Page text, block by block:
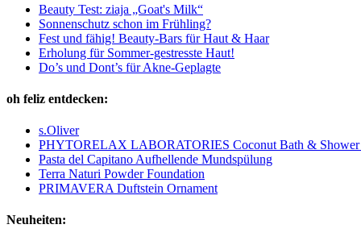
Beauty Test: ziaja „Goat's Milk“
Sonnenschutz schon im Frühling?
Fest und fähig! Beauty-Bars für Haut & Haar
Erholung für Sommer-gestresste Haut!
Do’s und Dont’s für Akne-Geplagte
oh feliz entdecken:
s.Oliver
PHYTORELAX LABORATORIES Coconut Bath & Shower
Pasta del Capitano Aufhellende Mundspülung
Terra Naturi Powder Foundation
PRIMAVERA Duftstein Ornament
Neuheiten: